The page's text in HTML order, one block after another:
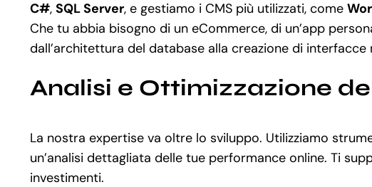
C#, SQL Server, e gestiamo i CMS più utilizzati, come
Che tu abbia bisogno di un eCommerce, di un’app
dall’architettura del database alla creazione di
Analisi e Ottimizzazione
La nostra expertise va oltre lo sviluppo. Utilizziamo
un’analisi dettagliata delle tue performance online. Ti
investimenti.